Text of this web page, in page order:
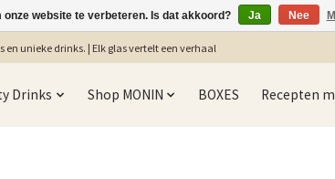
en unieke drinks. | Elk glas vertelt een verhaal
Drinks Shop MONIN BOXES Recepten
onze website te verbeteren. Is dat akkoord? Ja Nee